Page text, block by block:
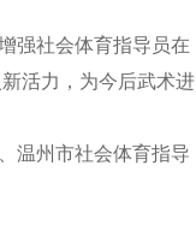
强社会体育指导员在
活力，为今后武术进
温州市社会体育指导